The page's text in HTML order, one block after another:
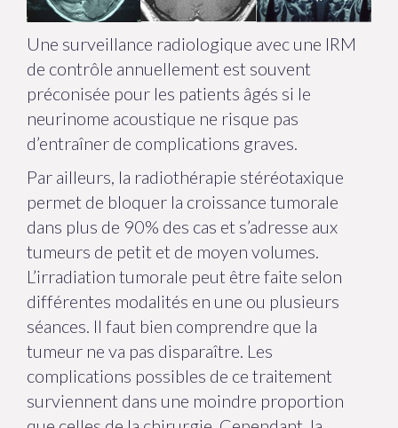
Une surveillance radiologique avec une IRM
de contrôle annuellement est souvent
préconisée pour les patients âgés si le
neurinome acoustique ne risque pas
d’entraîner de complications graves.
Par ailleurs, la radiothérapie stéréotaxique
permet de bloquer la croissance tumorale
dans plus de 90% des cas et s’adresse aux
tumeurs de petit et de moyen volumes.
L’irradiation tumorale peut être faite selon
différentes modalités en une ou plusieurs
séances. Il faut bien comprendre que la
tumeur ne va pas disparaître. Les
complications possibles de ce traitement
surviennent dans une moindre proportion